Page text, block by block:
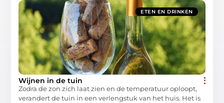
ETEN EN DRINKEN
Wijnen in de tuin
Zodra de zon zich laat zien en de temperatuur oploopt,
verandert de tuin in een verlengstuk van het huis. Het is